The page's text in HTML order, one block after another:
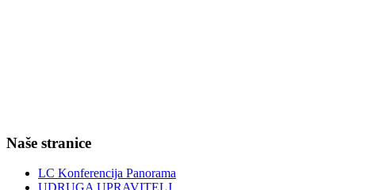
Naše stranice
LC Konferencija Panorama